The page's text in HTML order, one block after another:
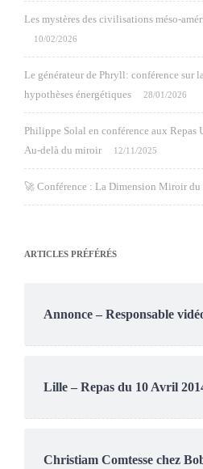
Les mystères des civilisations méso-
10/02/2026
Le générateur de Phryll: conférence sur
hypothèses énergétiques
28/01/2026
Philippe Solal en conférence aux
Au-delà du miroir
12/11/2025
🚀 Conférence : La Dimension Miroir du
ARTICLES PRÉFÉRÉS
Annonce – Responsable
Lille – Repas du 10 Avril
Christiam Comtesse chez